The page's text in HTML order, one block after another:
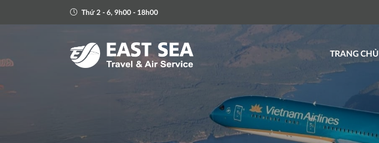
Thứ 2 - 6, 9h00 - 18h00
TRANG CHỦ